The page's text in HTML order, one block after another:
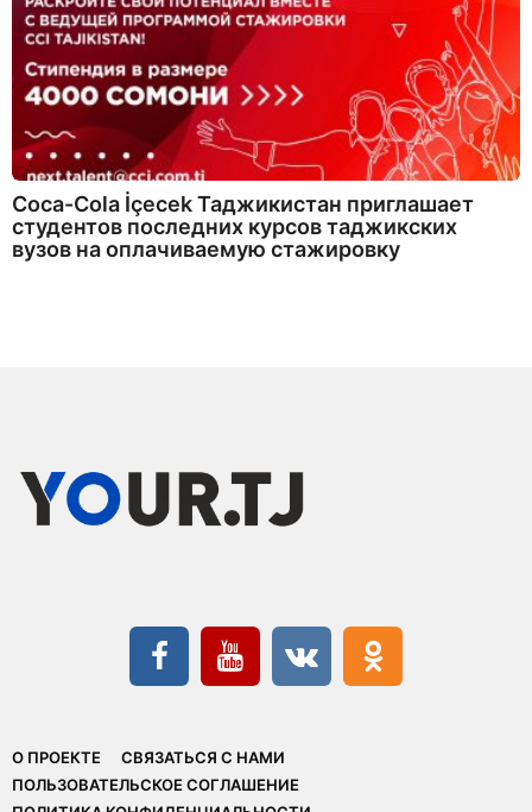
Coca-Cola İçecek Таджикистан приглашает
студентов последних курсов таджикских
вузов на оплачиваемую стажировку
О ПРОЕКТЕ
СВЯЗАТЬСЯ С НАМИ
ПОЛЬЗОВАТЕЛЬСКОЕ СОГЛАШЕНИЕ